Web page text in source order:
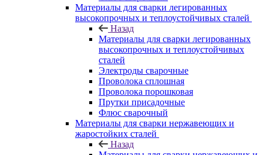
Материалы для сварки легированных
высокопрочных и теплоустойчивых сталей
Назад
Материалы для сварки легированных
высокопрочных и теплоустойчивых
сталей
Электроды сварочные
Проволока сплошная
Проволока порошковая
Прутки присадочные
Флюс сварочный
Материалы для сварки нержавеющих и
жаростойких сталей
Назад